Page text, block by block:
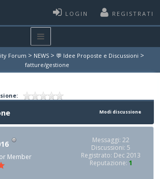
LOGIN REGISTRATI
Forum > NEWS > 💬 Idee Proposte e Discussioni >
fatture/gestione
Modi discussione
Member
Messaggi: 22
Discussioni: 5
Registrato: Dec 2013
Reputazione: 1